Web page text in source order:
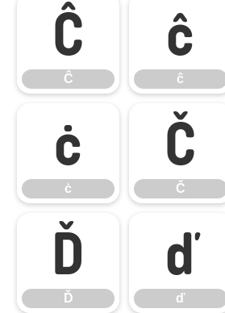
Ĉ
Ĉ
ĉ
ĉ
ċ
ċ
Č
Č
Ď
Ď
ď
ď